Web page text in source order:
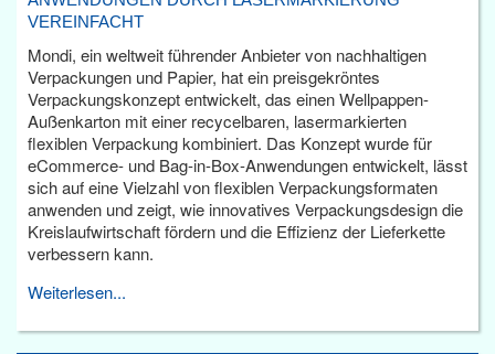
VEREINFACHT
Mondi, ein weltweit führender Anbieter von nachhaltigen
Verpackungen und Papier, hat ein preisgekröntes
Verpackungskonzept entwickelt, das einen Wellpappen-
Außenkarton mit einer recycelbaren, lasermarkierten
flexiblen Verpackung kombiniert. Das Konzept wurde für
eCommerce- und Bag-in-Box-Anwendungen entwickelt, lässt
sich auf eine Vielzahl von flexiblen Verpackungsformaten
anwenden und zeigt, wie innovatives Verpackungsdesign die
Kreislaufwirtschaft fördern und die Effizienz der Lieferkette
verbessern kann.
Weiterlesen...